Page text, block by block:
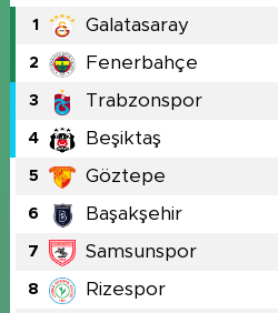
1 Galatasaray
2 Fenerbahçe
3 Trabzonspor
4 Beşiktaş
5 Göztepe
6 Başakşehir
7 Samsunspor
8 Rizespor